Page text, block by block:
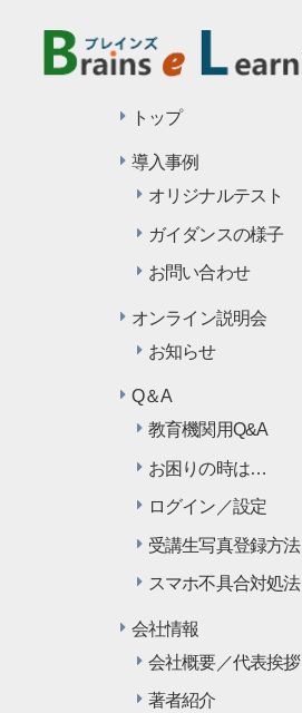
トップ
導入事例
オリジナルテスト
ガイダンスの様子
お問い合わせ
オンライン説明会
お知らせ
Q＆A
教育機関用Q&A
お困りの時は…
ログイン／設定
受講生写真登録方法
スマホ不具合対処法
会社情報
会社概要／代表挨拶
著者紹介